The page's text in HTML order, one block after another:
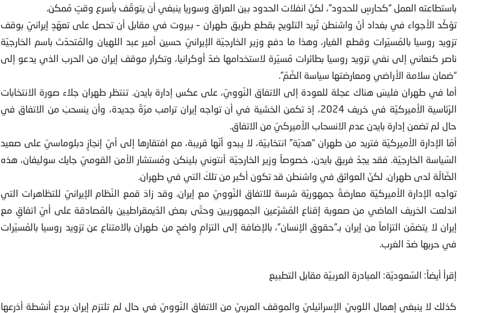
باستطاعته العمل “كحارسٍ للحدود”، لكنّ انفلات الحدود بين العراق وسوريا ينبغي أن يتوقّف بأسرع وقتٍ مُمكن.
تؤكّد الأجواء في بغداد أنّ واشنطن تُريد التلويح بقطع طريق طهران – بيروت في مقابل أن تحصل على تعهّدٍ إيرانيّ بوقف
تزويد روسيا بالمُسيّرات وقطع الغيار، وهذا ما دفع وزير الخارجيّة الإيرانيّ حسين أمير عبد اللهيان والمُتحدّث باسم الخارجيّة
ناصر كنعاني إلى نفي تزويد روسيا بطائرات مُسيّرة لاستخدامها ضدّ أوكرانيا، وتكرار موقف إيران من الحرب الذي يدعو إلى
“ضمان سلامة الأراضي ومعارضتها سياسة الضّمّ”.
أما في طهران فليسَ هناك عجلة للعودة إلى الاتفاق النّوويّ، على عكس إدارة بايدن. تنتظر طهران جلاء صورة الانتخابات
الرّئاسية الأميركيّة في خريف 2024، إذ تكمن الخشية في أن تواجه إيران ترامب مرّةً جديدة، وأن ينسحبَ من الاتفاق في
حال لم تضمن إدارة بايدن عدم الانسحاب الأميركيّ من الاتفاق.
أمّا الإدارة الأميركيّة فتريد من طهران “هديّة” انتخابيّة، لا يبدو أنّها قريبة، مع افتقارها إلى أيّ إنجازٍ دبلوماسيّ على صعيد
السّياسة الخارجيّة. فقد يجدُ فريق بايدن، خصوصاً وزير الخارجيّة أنتوني بلينكن ومُستشار الأمن القوميّ جايك سوليفان، هذه
الضّالّة لدى طهران. لكنّ العوائق في واشنطن قد تكون أكبر من تلكَ التي في طهران.
تواجه الإدارة الأميركيّة معارضةً جمهوريّة شرسة للاتفاق النّوويّ مع إيران. وقد زادَ قمع النّظام الإيرانيّ للتظاهرات التي
اندلعت الخريف الماضي من صعوبة إقناع المُشرّعين الجمهوريين وحتّى بعض الدّيمقراطيين بالمُصادقة على أيّ اتفاقٍ مع
إيران لا يتضمّن التزاماً من إيران بـ”حقوق الإنسان”، بالإضافة إلى التزامٍ واضحٍ من طهران بالامتناع عن تزويد روسيا بالمُسيّرات
في حربها ضدّ الغرب.
إقرأ أيضاً: السّعوديّة: المبادرة العربيّة مقابل التطبيع
كذلك لا ينبغي إهمال اللوبيّ الإسرائيليّ والموقف العربيّ من الاتفاق النّوويّ في حال لم تلتزم إيران بردع أنشطة أذرعها